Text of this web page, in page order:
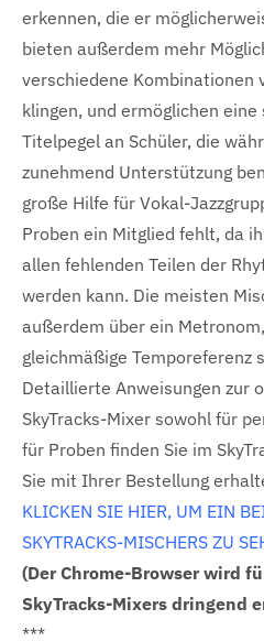
erkennen, die er
bieten außerdem mehr
verschiedene Kombinationen
klingen, und ermöglichen
Titelpegel an Schüler, die
zunehmend Unterstützung
große Hilfe für Vokal-
Proben ein Mitglied fehlt, da
allen fehlenden Teilen der
werden kann. Die meisten
außerdem über ein
gleichmäßige Temporeferenz
Detaillierte Anweisungen zur
SkyTracks-Mixer sowohl für
für Proben finden Sie im
Sie mit Ihrer Bestellung
KLICKEN SIE HIER, UM EIN
SKYTRACKS-MISCHERS ZU
(Der Chrome-Browser wird
SkyTracks-Mixers dringend
***